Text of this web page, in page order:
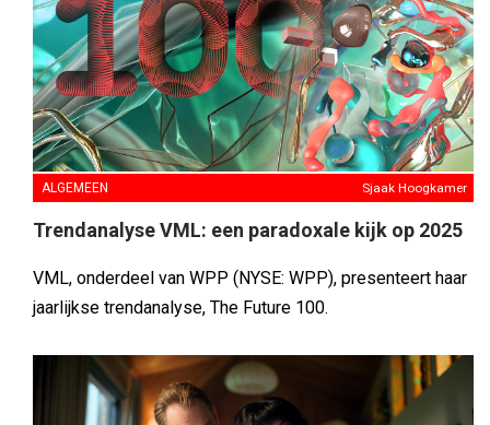
ALGEMEEN Sjaak Hoogkamer
Trendanalyse VML: een paradoxale kijk op 2025
VML, onderdeel van WPP (NYSE: WPP), presenteert haar
jaarlijkse trendanalyse, The Future 100.